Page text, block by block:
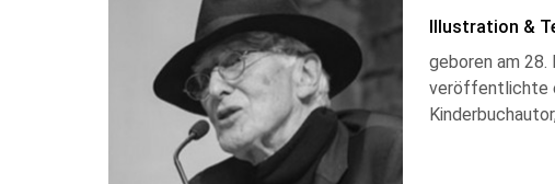
Illustration &
geboren am
veröffentlichte